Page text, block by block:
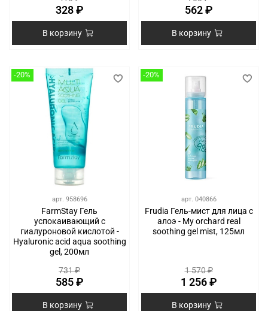
328 ₽
В корзину
562 ₽
В корзину
-20%
арт. 958696
FarmStay Гель
успокаивающий с
гиалуроновой кислотой -
Hyaluronic acid aqua soothing
gel, 200мл
731 ₽
585 ₽
В корзину
-20%
арт. 040866
Frudia Гель-мист для лица с
алоэ - My orchard real
soothing gel mist, 125мл
1 570 ₽
1 256 ₽
В корзину